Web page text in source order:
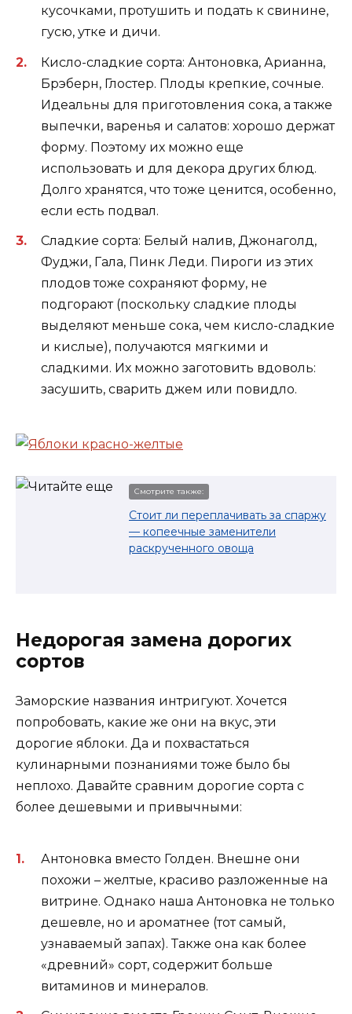
кусочками, протушить и подать к свинине,
гусю, утке и дичи.
Кисло-сладкие сорта: Антоновка, Арианна,
Брэберн, Глостер. Плоды крепкие, сочные.
Идеальны для приготовления сока, а также
выпечки, варенья и салатов: хорошо держат
форму. Поэтому их можно еще
использовать и для декора других блюд.
Долго хранятся, что тоже ценится, особенно,
если есть подвал.
Сладкие сорта: Белый налив, Джонаголд,
Фуджи, Гала, Пинк Леди. Пироги из этих
плодов тоже сохраняют форму, не
подгорают (поскольку сладкие плоды
выделяют меньше сока, чем кисло-сладкие
и кислые), получаются мягкими и
сладкими. Их можно заготовить вдоволь:
засушить, сварить джем или повидло.
Смотрите также:
Стоит ли переплачивать за спаржу
— копеечные заменители
раскрученного овоща
Недорогая замена дорогих
сортов
Заморские названия интригуют. Хочется
попробовать, какие же они на вкус, эти
дорогие яблоки. Да и похвастаться
кулинарными познаниями тоже было бы
неплохо. Давайте сравним дорогие сорта с
более дешевыми и привычными:
Антоновка вместо Голден. Внешне они
похожи – желтые, красиво разложенные на
витрине. Однако наша Антоновка не только
дешевле, но и ароматнее (тот самый,
узнаваемый запах). Также она как более
«древний» сорт, содержит больше
витаминов и минералов.